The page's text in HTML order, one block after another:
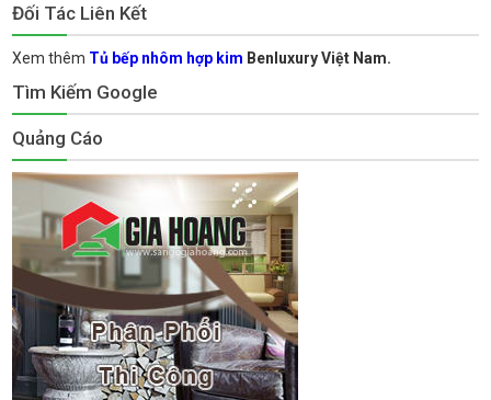
Đối Tác Liên Kết
Xem thêm Tủ bếp nhôm hợp kim Benluxury Việt Nam.
Tìm Kiếm Google
Quảng Cáo